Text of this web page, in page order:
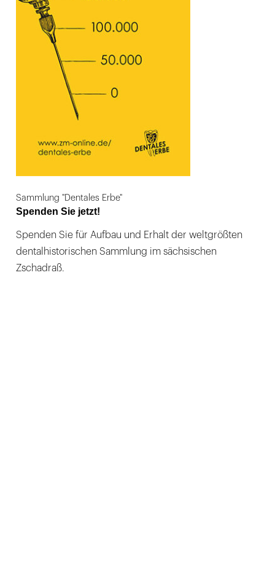
Sammlung "Dentales Erbe"
Spenden Sie jetzt!
Spenden Sie für Aufbau und Erhalt der weltgrößten
dentalhistorischen Sammlung im sächsischen
Zschadraß.